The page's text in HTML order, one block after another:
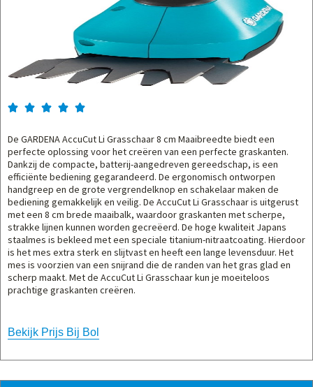
    
De GARDENA AccuCut Li Grasschaar 8 cm Maaibreedte biedt een
perfecte oplossing voor het creëren van een perfecte graskanten.
Dankzij de compacte, batterij-aangedreven gereedschap, is een
efficiënte bediening gegarandeerd. De ergonomisch ontworpen
handgreep en de grote vergrendelknop en schakelaar maken de
bediening gemakkelijk en veilig. De AccuCut Li Grasschaar is uitgerust
met een 8 cm brede maaibalk, waardoor graskanten met scherpe,
strakke lijnen kunnen worden gecreëerd. De hoge kwaliteit Japans
staalmes is bekleed met een speciale titanium-nitraatcoating. Hierdoor
is het mes extra sterk en slijtvast en heeft een lange levensduur. Het
mes is voorzien van een snijrand die de randen van het gras glad en
scherp maakt. Met de AccuCut Li Grasschaar kun je moeiteloos
prachtige graskanten creëren.
Bekijk Prijs Bij Bol